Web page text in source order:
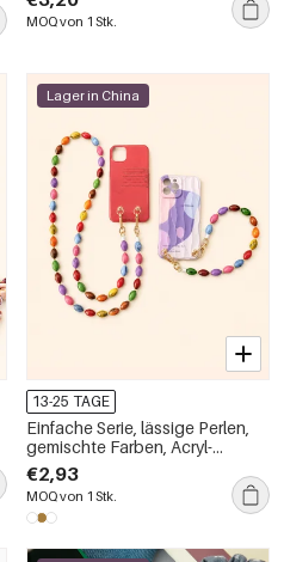
MOQ von 1 Stk.
Lager in China
13-25 TAGE
Einfache Serie, lässige Perlen,
gemischte Farben, Acryl-
Handykette
€2,93
MOQ von 1 Stk.